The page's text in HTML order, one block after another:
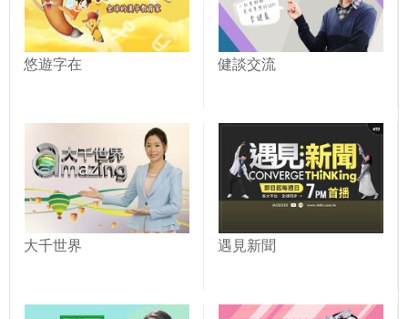
悠遊字在 健談交流
大千世界 遇見新聞